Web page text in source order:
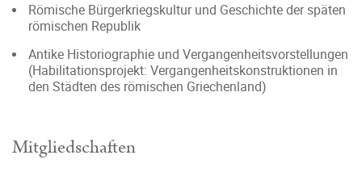
Römische Bürgerkriegskultur und Geschichte der späten
römischen Republik
Antike Historiographie und Vergangenheitsvorstellungen
(Habilitationsprojekt: Vergangenheitskonstruktionen in
den Städten des römischen Griechenland)
Mitgliedschaften